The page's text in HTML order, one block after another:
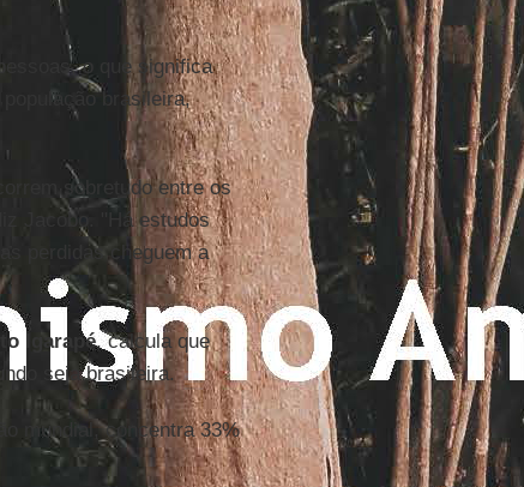
o que significa
brasileira,
sobretudo entre os
Jacobo. "Há estudos
perdidas cheguem a
Igarapé, calcula que
seja brasileira.
mundial, concentra 33%